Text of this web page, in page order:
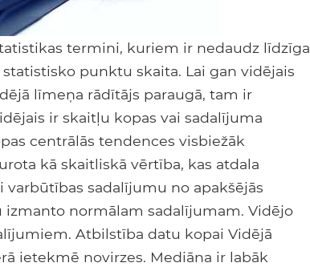
termini, kuriem ir nedaudz līdzīga
statistisko punktu skaita. Lai gan vidējais
līmeņa rādītājs paraugā, tam ir
ir skaitļu kopas vai sadalījuma
centrālās tendences visbiežāk
kā skaitliskā vērtība, kas atdala
sadalījumu no apakšējās
normālam sadalījumam. Vidējo
Atbilstība datu kopai Vidējā
ietekmē novirzes. Mediāna ir labāk